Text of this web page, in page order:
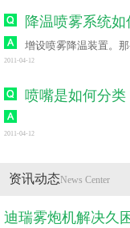
降温喷雾系统
增设喷雾降温装置。
2011-04-12
喷嘴是如何分类
2011-04-12
资讯动态News Center
迪瑞雾炮机解决久